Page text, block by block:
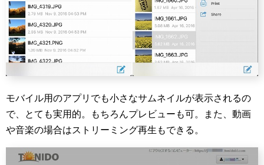
モバイル用のアプリでも小さなサムネイルが表示されるの
で、とても実用的。もちろんプレビューも可。また、動画
や音楽の場合はストリーミング再生もできる。